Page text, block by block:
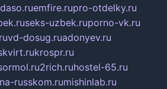
emfire.rupro-otdelky.ru
seks-uzbek.ruporno-vk.ru
vd-dosug.ruadonyev.ru
krospr.ru
2rich.ruhostel-65.ru
russkom.rumishinlab.ru